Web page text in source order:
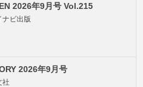
2026年9月号 Vol.215
ナビ出版
2026年9月号
社